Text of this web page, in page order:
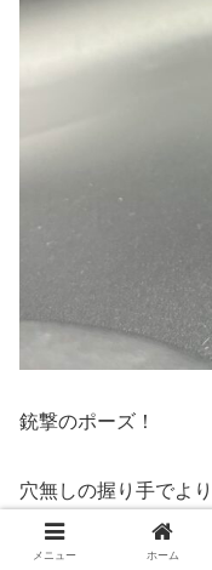
銃撃のポーズ！
穴無しの握り手でよ
メニュー ホーム